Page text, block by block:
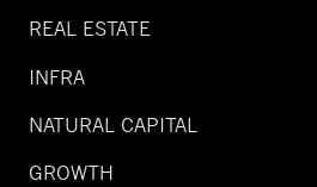
REAL ESTATE
INFRA
NATURAL CAPITAL
GROWTH